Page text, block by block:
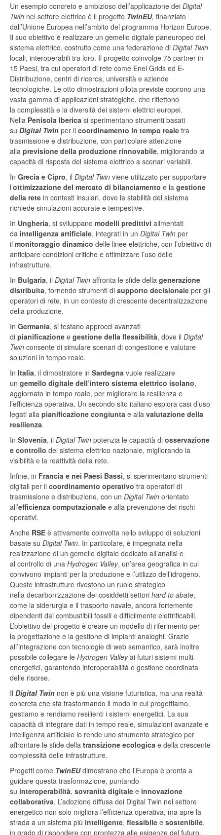
Un esempio concreto e ambizioso dell’applicazione dei Digital
Twin nel settore elettrico è il progetto TwinEU, finanziato
dall’Unione Europea nell’ambito del programma Horizon Europe.
Il suo obiettivo è realizzare un gemello digitale paneuropeo del
sistema elettrico, costruito come una federazione di Digital Twin
locali, interoperabili tra loro. Il progetto coinvolge 75 partner in
15 Paesi, tra cui operatori di rete come Enel Grids ed E-
Distribuzione, centri di ricerca, università e aziende
tecnologiche. Le otto dimostrazioni pilota previste coprono una
vasta gamma di applicazioni strategiche, che riflettono
la complessità e la diversità dei sistemi elettrici europei.
Nella Penisola Iberica si sperimentano strumenti basati
su Digital Twin per il coordinamento in tempo reale tra
trasmissione e distribuzione, con particolare attenzione
alla previsione della produzione rinnovabile, migliorando la
capacità di risposta del sistema elettrico a scenari variabili.
In Grecia e Cipro, il Digital Twin viene utilizzato per supportare
l’ottimizzazione del mercato di bilanciamento e la gestione
della rete in contesti insulari, dove la stabilità del sistema
richiede simulazioni accurate e tempestive.
In Ungheria, si sviluppano modelli predittivi alimentati
da intelligenza artificiale, integrati in un Digital Twin per
il monitoraggio dinamico delle linee elettriche, con l’obiettivo di
anticipare condizioni critiche e ottimizzare l’uso delle
infrastrutture.
In Bulgaria, il Digital Twin affronta le sfide della generazione
distribuita, fornendo strumenti di supporto decisionale per gli
operatori di rete, in un contesto di crescente decentralizzazione
della produzione.
In Germania, si testano approcci avanzati
di pianificazione e gestione della flessibilità, dove il Digital
Twin consente di simulare scenari di congestione e valutare
soluzioni in tempo reale.
In Italia, il dimostratore in Sardegna vuole realizzare
un gemello digitale dell’intero sistema elettrico isolano,
aggiornato in tempo reale, per migliorare la resilienza e
l’efficienza operativa. Un secondo sito italiano esplora casi d’uso
legati alla pianificazione congiunta e alla valutazione della
resilienza.
In Slovenia, il Digital Twin potenzia le capacità di osservazione
e controllo del sistema elettrico nazionale, migliorando la
visibilità e la reattività della rete.
Infine, in Francia e nei Paesi Bassi, si sperimentano strumenti
digitali per il coordinamento operativo tra operatori di
trasmissione e distribuzione, con un Digital Twin orientato
all’efficienza computazionale e alla prevenzione dei rischi
operativi.
Anche RSE è attivamente coinvolta nello sviluppo di soluzioni
basate su Digital Twin. In particolare, è impegnata nella
realizzazione di un gemello digitale dedicato all’analisi e
al controllo di una Hydrogen Valley, un’area geografica in cui
convivono impianti per la produzione e l’utilizzo dell’idrogeno.
Queste infrastrutture rivestono un ruolo strategico
nella decarbonizzazione dei cosiddetti settori hard to abate,
come la siderurgia e il trasporto navale, ancora fortemente
dipendenti dai combustibili fossili e difficilmente elettrificabili.
L’obiettivo del progetto è creare un modello di riferimento per
la progettazione e la gestione di impianti analoghi. Grazie
all’integrazione con tecnologie di web semantico, sarà inoltre
possibile collegare le Hydrogen Valleyai futuri sistemi multi-
energetici, garantendo interoperabilità e gestione coordinata
delle risorse.
Il Digital Twin non è più una visione futuristica, ma una realtà
concreta che sta trasformando il modo in cui progettiamo,
gestiamo e rendiamo resilienti i sistemi energetici. La sua
capacità di integrare dati in tempo reale, simulazioni avanzate e
intelligenza artificiale lo rende uno strumento strategico per
affrontare le sfide della transizione ecologica e della crescente
complessità delle infrastrutture.
Progetti come TwinEU dimostrano che l’Europa è pronta a
guidare questa trasformazione, puntando
su interoperabilità, sovranità digitale e innovazione
collaborativa. L’adozione diffusa dei Digital Twin nel settore
energetico non solo migliora l’efficienza operativa, ma apre la
strada a un sistema più intelligente, flessibile e sostenibile,
in grado di rispondere con prontezza alle esigenze del futuro.